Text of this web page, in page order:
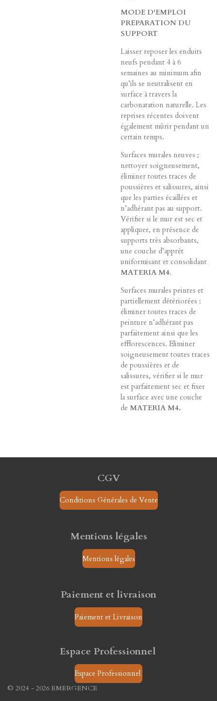
MODE D'EMPLOI
PREPARATION DU
SUPPORT
Laisser reposer les enduits
neufs pendant 4 à 6
semaines au minimum afin
qu’ils se neutralisent en
surface à travers la
carbonatation naturelle. Les
reprises récentes doivent
également mûrir pendant un
certain temps.
Surfaces murales neuves ;
nettoyer soigneusement,
éliminer toutes traces de
poussières et salissures, ainsi
que les parties écaillées et
n’adhérant pas au support.
Vérifier si le mur est sec et
appliquer, en présence de
supports très absorbants,
une couche d’apprêt
uniformisant et consolidant
MATERIA M4.
Surfaces murales peintes et
partiellement détériorées :
éliminer toutes traces de
peinture n’adhérant pas
parfaitement ainsi que les
efflorescences. Eliminer
soigneusement toutes traces
de poussières et de
salissures, vérifier si le mur
est parfaitement sec et fixer
la surface avec une couche
de MATERIA M4.
CGV
Conditions Générales de Vente
Mentions légales
Mentions légales
Paiement et livraison
Paiement et Livraison
Espace Professionnel
Espace Professionnel
© 2024 - 2026 EMERGENCE